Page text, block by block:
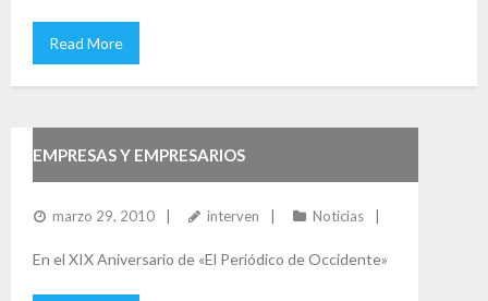
Read More
EMPRESAS Y EMPRESARIOS
marzo 29, 2010 interven Noticias
En el XIX Aniversario de «El Periódico de Occidente»